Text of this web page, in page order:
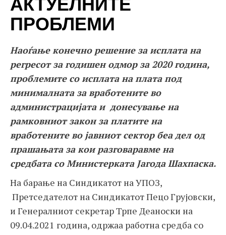
ПРОБЛЕМИ
Наоѓање конечно решение за исплата на
регресот за годишен одмор за 2020 година,
проблемите со исплата на плата под
минималната за вработените во
администрацијата и донесување на
рамковниот закон за платите на
вработените во јавниот сектор беа дел од
прашањата за кои разговаравме на
средбата со Министерката Јагода Шахпаска.
На барање на Синдикатот на УПОЗ,
Претседателот на Синдикатот Пецо Грујовски,
и Генералниот секретар Трпе Деаноски на
09.04.2021 година, одржаа работна средба со